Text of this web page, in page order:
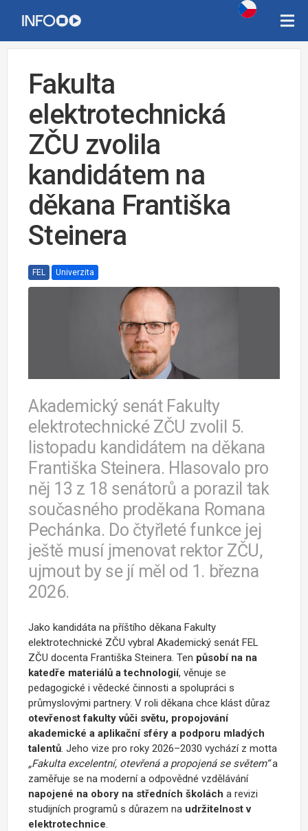
Fakulta
elektrotechnická
ZČU zvolila
kandidátem na
děkana Františka
Steinera
FEL Univerzita
Akademický senát Fakulty
elektrotechnické ZČU zvolil 5.
listopadu kandidátem na děkana
Františka Steinera. Hlasovalo pro
něj 13 z 18 senátorů a porazil tak
současného proděkana Romana
Pechánka. Do čtyřleté funkce jej
ještě musí jmenovat rektor ZČU,
ujmout by se jí měl od 1. března
2026.
Jako kandidáta na příštího děkana Fakulty
elektrotechnické ZČU vybral Akademický senát FEL
ZČU docenta Františka Steinera. Ten působí na na
katedře materiálů a technologií, věnuje se
pedagogické i vědecké činnosti a spolupráci s
průmyslovými partnery. V roli děkana chce klást důraz
otevřenost fakulty vůči světu, propojování
akademické a aplikační sféry a podporu mladých
talentů. Jeho vize pro roky 2026–2030 vychází z motta
„Fakulta excelentní, otevřená a propojená se světem“a
zaměřuje se na moderní a odpovědné vzdělávání
napojené na obory na středních školách a revizi
studijních programů s důrazem na udržitelnost v
elektrotechnice.